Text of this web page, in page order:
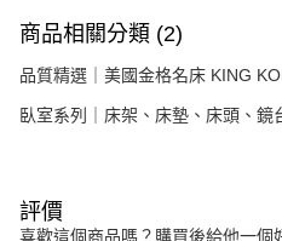
商品相關分類 (2)
品質精選｜美國金格名床 KING
臥室系列｜床架、床墊、床頭、鏡
評價
喜歡這個商品嗎？購買後給他一個